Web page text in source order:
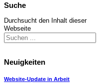
Suche
Durchsucht den Inhalt dieser
Webseite
Neuigkeiten
Website-Update in Arbeit